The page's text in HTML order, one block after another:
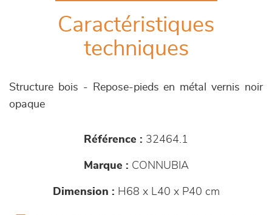
Caractéristiques
techniques
Structure bois - Repose-pieds en métal vernis noir
opaque
Référence : 32464.1
Marque : CONNUBIA
Dimension : H68 x L40 x P40 cm